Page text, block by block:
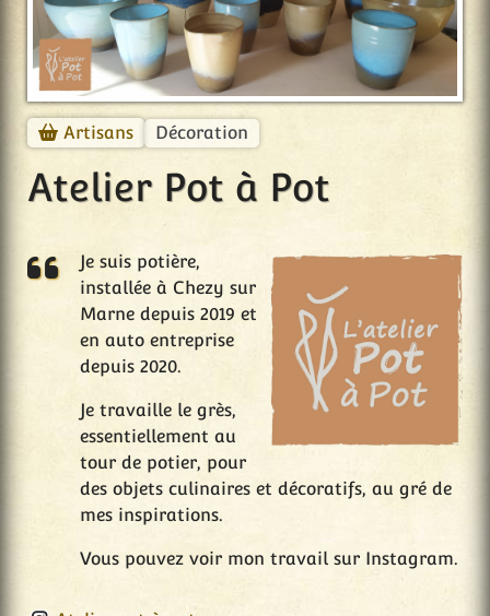
Artisans Décoration
Atelier Pot à Pot
Je suis potière,
installée à Chezy sur
Marne depuis 2019 et
en auto entreprise
depuis 2020.
Je travaille le grès,
essentiellement au
tour de potier, pour
des objets culinaires et décoratifs, au gré de
mes inspirations.
Vous pouvez voir mon travail sur Instagram.